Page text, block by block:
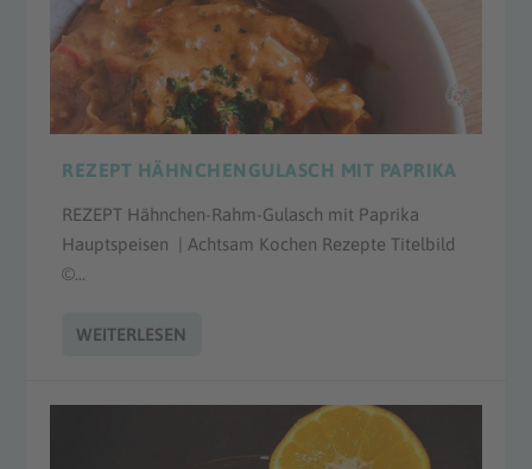
REZEPT HÄHNCHENGULASCH MIT PAPRIKA
REZEPT Hähnchen-Rahm-Gulasch mit Paprika
Hauptspeisen | Achtsam Kochen Rezepte Titelbild
©...
WEITERLESEN